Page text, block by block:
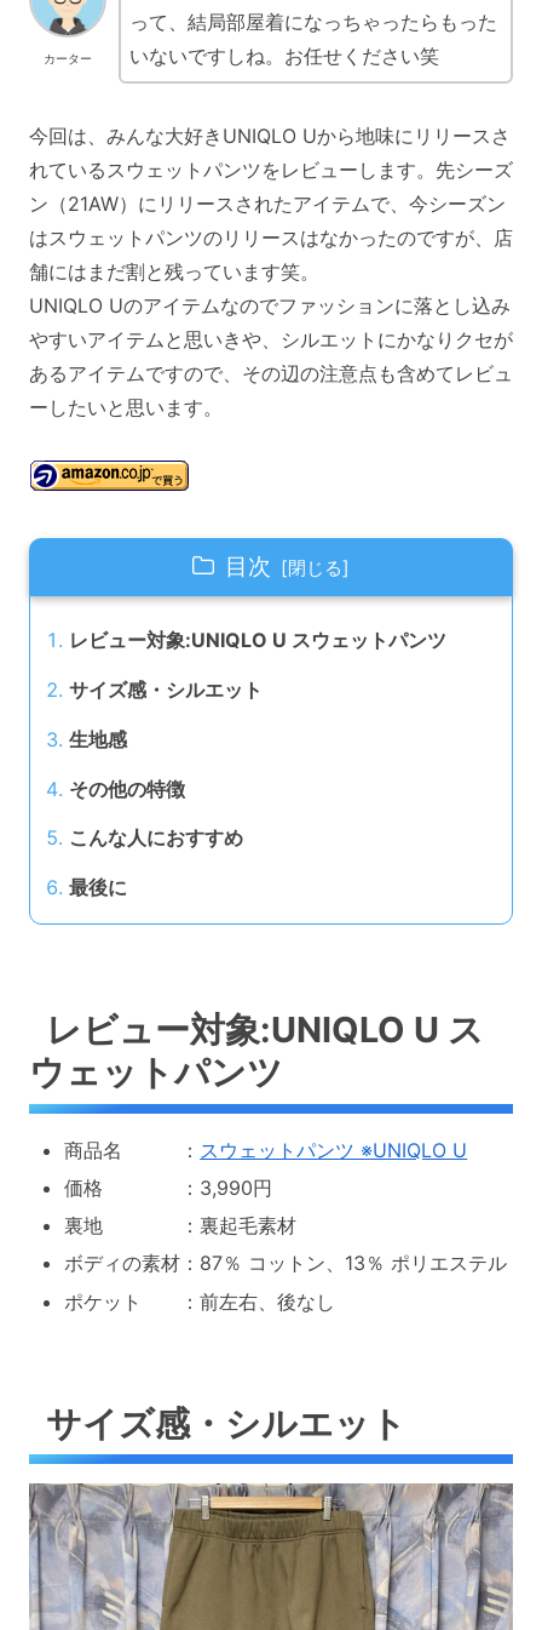
カーター
って、結局部屋着になっちゃったらもった
いないですしね。お任せください笑
今回は、みんな大好きUNIQLO Uから地味にリリースさ
れているスウェットパンツをレビューします。先シーズ
ン（21AW）にリリースされたアイテムで、今シーズン
はスウェットパンツのリリースはなかったのですが、店
舗にはまだ割と残っています笑。
UNIQLO Uのアイテムなのでファッションに落とし込み
やすいアイテムと思いきや、シルエットにかなりクセが
あるアイテムですので、その辺の注意点も含めてレビュ
ーしたいと思います。
目次
レビュー対象:UNIQLO U スウェットパンツ
サイズ感・シルエット
生地感
その他の特徴
こんな人におすすめ
最後に
レビュー対象:UNIQLO U ス
ウェットパンツ
商品名 ： スウェットパンツ ※UNIQLO U
価格 ：3,990円
裏地 ：裏起毛素材
ボディの素材：87％ コットン、13％ ポリエステル
ポケット ：前左右、後なし
サイズ感・シルエット